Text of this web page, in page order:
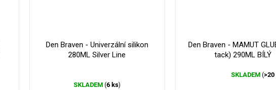
Den Braven - Univerzální silikon
280ML Silver Line
SKLADEM (6 ks)
Den Braven - MAMUT
tack) 290ML BÍLÝ
Průměrné
SKLADEM(